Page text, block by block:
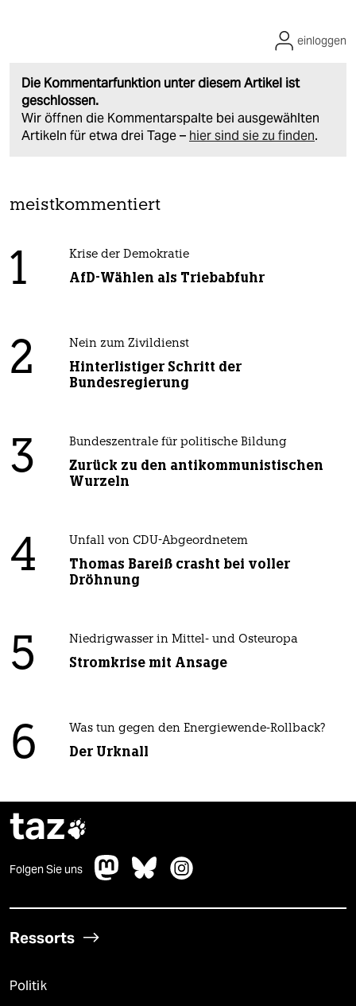
Die Kommentarfunktion unter diesem Artikel ist
geschlossen.
Wir öffnen die Kommentarspalte bei ausgewählten
Artikeln für etwa drei Tage – hier sind sie zu finden.
einloggen
meistkommentiert
1 Krise der Demokratie
AfD-Wählen als Triebabfuhr
2 Nein zum Zivildienst
Hinterlistiger Schritt der
Bundesregierung
3 Bundeszentrale für politische Bildung
Zurück zu den antikommunistischen
Wurzeln
4 Unfall von CDU-Abgeordnetem
Thomas Bareiß crasht bei voller
Dröhnung
5 Niedrigwasser in Mittel- und Osteuropa
Stromkrise mit Ansage
6 Was tun gegen den Energiewende-Rollback?
Der Urknall
taz
Folgen Sie uns
Ressorts
Politik